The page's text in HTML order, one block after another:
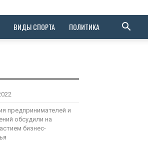
ВИДЫ СПОРТА ПОЛИТИКА
предпринимателей и
обсудили на
бизнес-